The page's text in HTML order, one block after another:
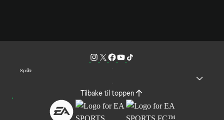
Språk
Tilbake til toppen